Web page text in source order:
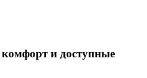
и доступные